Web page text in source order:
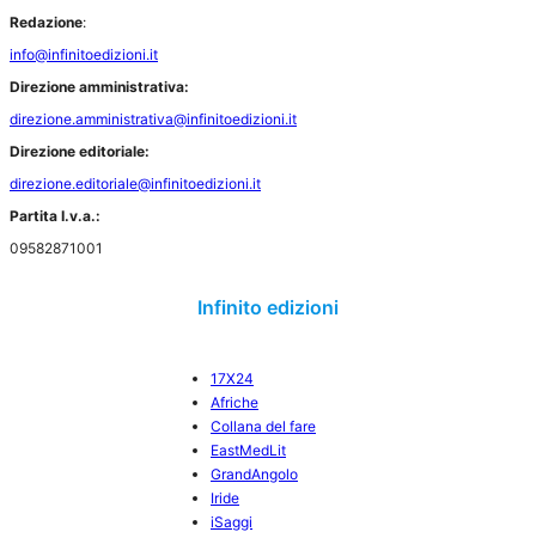
Redazione:
info@infinitoedizioni.it
Direzione amministrativa:
direzione.amministrativa@infinitoedizioni.it
Direzione editoriale:
direzione.editoriale@infinitoedizioni.it
Partita I.v.a.:
09582871001
Infinito edizioni
17X24
Afriche
Collana del fare
EastMedLit
GrandAngolo
Iride
iSaggi